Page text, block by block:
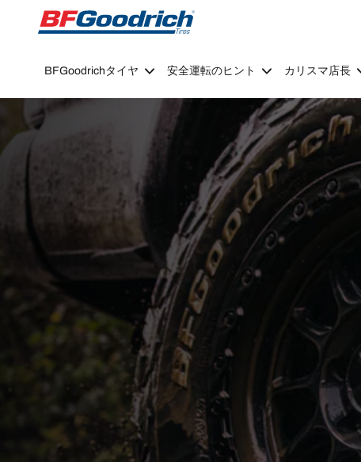
Go to page content Go to page navigation
BFGoodrichタイヤ 安全運転のヒント カリスマ店長